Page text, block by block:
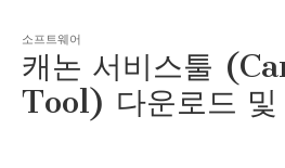
소프트웨어
캐논 서비스툴
Tool) 다운로드 및